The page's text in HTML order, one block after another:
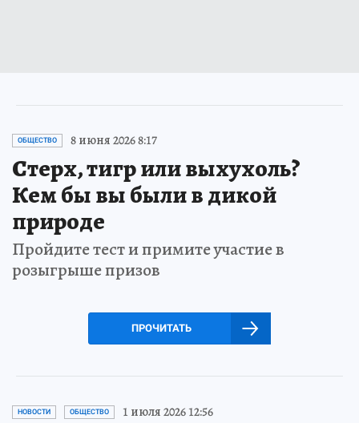
ОБЩЕСТВО 8 июня 2026 8:17
Стерх, тигр или выхухоль?
Кем бы вы были в дикой
природе
Пройдите тест и примите участие в
розыгрыше призов
ПРОЧИТАТЬ
НОВОСТИ ОБЩЕСТВО 1 июля 2026 12:56